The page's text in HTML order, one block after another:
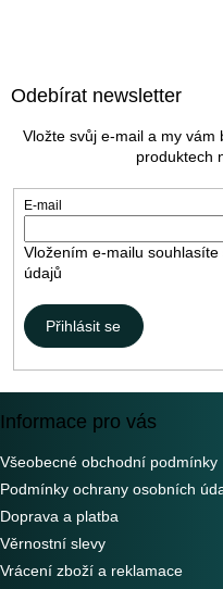
Odebírat newsletter
Vložte svůj e-mail a my
produktech
E-mail
Vložením e-mailu souhlasíte
údajů
Přihlásit se
Informace pro vás
Všeobecné obchodní podmínky
Podmínky ochrany osobních
Doprava a platba
Věrnostní slevy
Vrácení zboží a reklamace